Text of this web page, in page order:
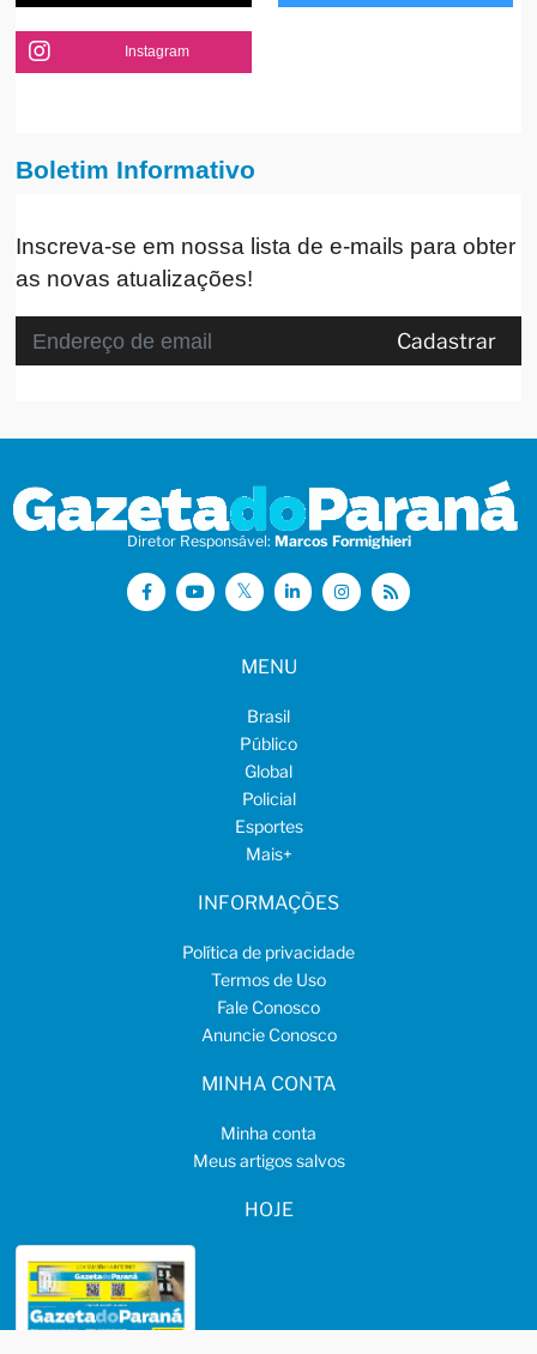
Instagram
Boletim Informativo
Inscreva-se em nossa lista de e-mails para obter
as novas atualizações!
Cadastrar
Diretor Responsável: Marcos Formighieri
MENU
Brasil
Público
Global
Policial
Esportes
Mais+
INFORMAÇÕES
Política de privacidade
Termos de Uso
Fale Conosco
Anuncie Conosco
MINHA CONTA
Minha conta
Meus artigos salvos
HOJE